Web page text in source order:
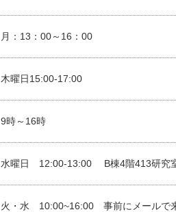
月：13：00～16：00
木曜日15:00-17:00
9時～16時
水曜日 12:00-13:00 B棟4階413研究
火・水 10:00~16:00 事前にメールで